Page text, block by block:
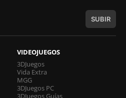
SUBIR
VIDEOJUEGOS
3DJuegos
Vida Extra
MGG
3DJuegos PC
3DJuegos Guías